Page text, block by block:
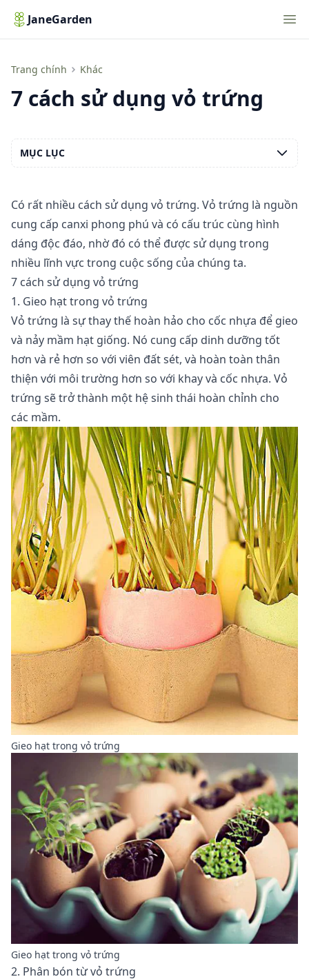
JaneGarden
Trang chính Khác
7 cách sử dụng vỏ trứng
7 cách sử dụng vỏ trứng
Có rất nhiều cách sử dụng vỏ trứng. Vỏ trứng là nguồn
cung cấp canxi phong phú và có cấu trúc cùng hình
dáng độc đáo, nhờ đó có thể được sử dụng trong
nhiều lĩnh vực trong cuộc sống của chúng ta.
7 cách sử dụng vỏ trứng
1. Gieo hạt trong vỏ trứng
Vỏ trứng là sự thay thế hoàn hảo cho cốc nhựa để gieo
và nảy mầm hạt giống. Nó cung cấp dinh dưỡng tốt
hơn và rẻ hơn so với viên đất sét, và hoàn toàn thân
thiện với môi trường hơn so với khay và cốc nhựa. Vỏ
trứng sẽ trở thành một hệ sinh thái hoàn chỉnh cho
các mầm.
Gieo hạt trong vỏ trứng
Gieo hạt trong vỏ trứng
2. Phân bón từ vỏ trứng
MỤC LỤC